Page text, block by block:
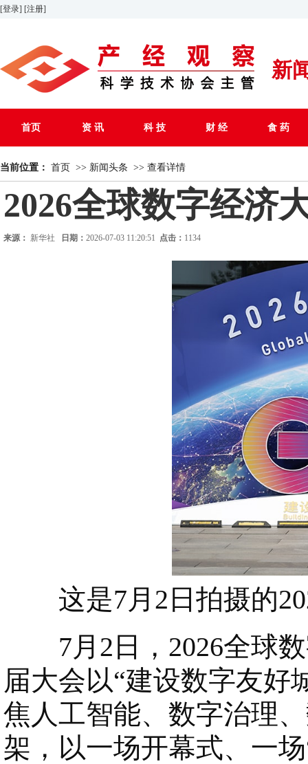
[登录] [注册]
新
首页 资 讯 科 技 财 经 食 药
当前位置： 首页 >> 新闻头条 >> 查看详情
2026全球数字经济
来源： 新华社 日期： 2026-07-03 11:20:51 点击： 1134
这是7月2日拍摄的
7月2日，2026全球数
届大会以“建设数字友
焦人工智能、数字治理
架，以一场开幕式、一